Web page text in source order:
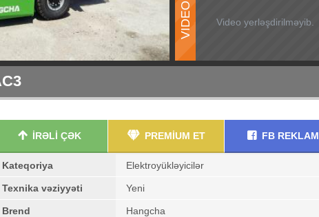
VIDEO Video yerləşdirilməyib.
İRƏLİ ÇƏK PREMİUM ET FB REKLAM
Kateqoriya Elektroyükləyicilər
Texnika vəziyyəti Yeni
Brend Hangcha